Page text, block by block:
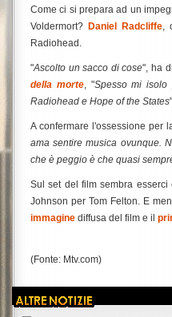
Come ci si prepara ad un
Voldermort? Daniel Radcliffe,
Radiohead.
"Ascolto un sacco di cose", ha
della morte, "Spesso mi isolo
Radiohead e Hope of the States
A confermare l'ossessione per
ama sentire musica ovunque.
che è peggio è che quasi
Sul set del film sembra
Johnson per Tom Felton. E
immagine diffusa del film e il
(Fonte: Mtv.com)